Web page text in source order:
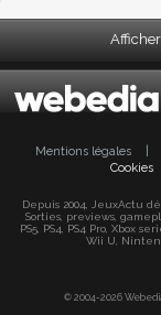
Mentions légales
Cookies
Depuis 2004, JeuxActu
Sorties, previews,
PS5, PS4, PS4 Pro, Xbox
Wii U,
© 2004-2026